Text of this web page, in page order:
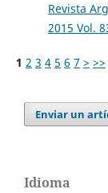
Revista
2015 Vol.
1 2 3 4 5 6 7 > >>
Enviar un
Idioma